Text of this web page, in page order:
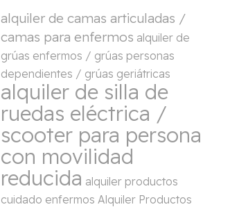
alquiler de camas articuladas /
camas para enfermos alquiler de
grúas enfermos / grúas personas
dependientes / grúas geriátricas
alquiler de silla de
ruedas eléctrica /
scooter para persona
con movilidad
reducida alquiler productos
cuidado enfermos Alquiler Productos